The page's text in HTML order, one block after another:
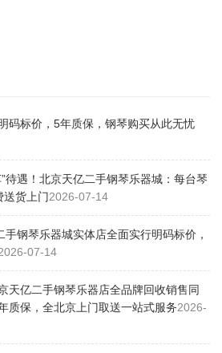
码标价，5年质保，钢琴购买从此无忧
待遇！北京天亿二手钢琴乐器城：每台琴
送货上门2026-07-14
手钢琴乐器城实体店全面实行明码标价，
07-14
天亿二手钢琴乐器店全品牌回收销售同
质保，全北京上门取送一站式服务2026-